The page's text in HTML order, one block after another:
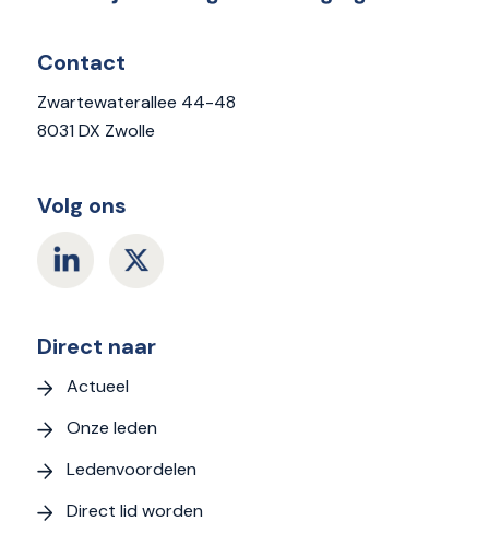
Contact
Zwartewaterallee 44-48
8031 DX Zwolle
Volg ons
Direct naar
Actueel
Onze leden
Ledenvoordelen
Direct lid worden